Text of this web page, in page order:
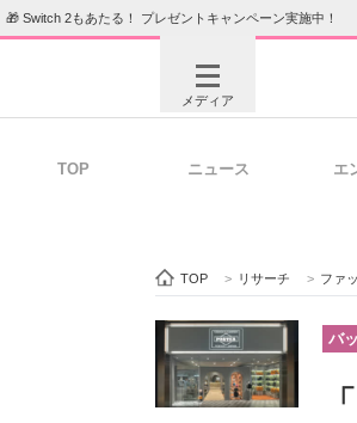
🎁 Switch 2もあたる！ プレゼントキャンペーン実施中！
メディア
ビジネスと働き方のヒ
TOP ニュース エ
TOP > リサーチ > ファ
バ